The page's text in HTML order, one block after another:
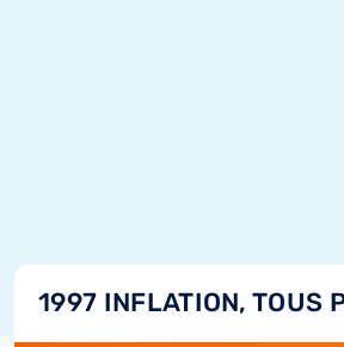
1997 INFLATION, TOUS